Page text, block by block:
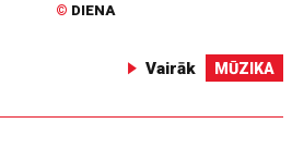
© DIENA
Vairāk MŪZIKA